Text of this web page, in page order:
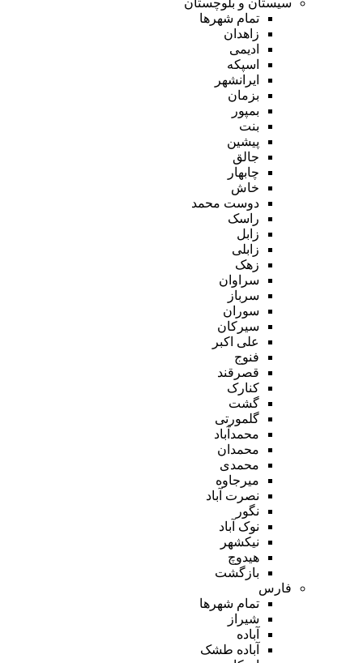
تمام شهر‌ها
زاهدان
ادیمی
اسپکه
ایرانشهر
بزمان
بمپور
بنت
پیشین
جالق
چابهار
خاش
دوست محمد
راسک
زابل
زابلی
زهک
سراوان
سرباز
سوران
سیرکان
علی اکبر
فنوج
قصرقند
کنارک
گشت
گلمورتی
محمدآباد
محمدان
محمدی
میرجاوه
نصرت آباد
نگور
نوک آباد
نیکشهر
هیدوچ
بازگشت
فارس
تمام شهر‌ها
شیراز
آباده
آباده طشک